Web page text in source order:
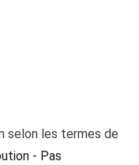
selon les termes de
- Pas